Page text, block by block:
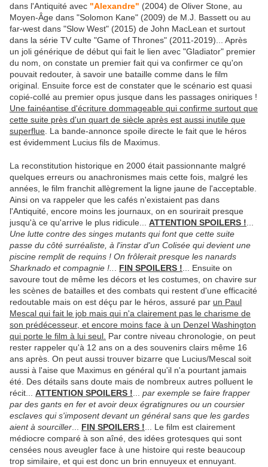
dans l'Antiquité avec "Alexandre" (2004) de Oliver Stone, au
Moyen-Âge dans "Solomon Kane" (2009) de M.J. Bassett ou au
far-west dans "Slow West" (2015) de John MacLean et surtout
dans la série TV culte "Game of Thrones" (2011-2019)... Après
un joli générique de début qui fait le lien avec "Gladiator" premier
du nom, on constate un premier fait qui va confirmer ce qu'on
pouvait redouter, à savoir une bataille comme dans le film
original. Ensuite force est de constater que le scénario est quasi
copié-collé au premier opus jusque dans les passages oniriques !
Une fainéantise d'écriture dommageable qui confirme surtout que
cette suite près d'un quart de siècle après est aussi inutile que
superflue . La bande-annonce spoile directe le fait que le héros
est évidemment Lucius fils de Maximus.
La reconstitution historique en 2000 était passionnante malgré
quelques erreurs ou anachronismes mais cette fois, malgré les
années, le film franchit allègrement la ligne jaune de l'acceptable.
Ainsi on va rappeler que les cafés n'existaient pas dans
l'Antiquité, encore moins les journaux, on en sourirait presque
jusqu'à ce qu'arrive le plus ridicule... ATTENTION SPOILERS !
Une lutte contre des singes mutants qui font que cette suite
passe du côté surréaliste, à l'instar d'un Colisée qui devient une
piscine remplit de requins ! On frôlerait presque les nanards
Sharknado et compagnie !..
FIN SPOILERS ! ... Ensuite on
savoure tout de même les décors et les costumes, on chavire sur
les scènes de batailles et des combats qui restent d'une efficacité
redoutable mais on est déçu par le héros, assuré par un Paul
Mescal qui fait le job mais qui n'a clairement pas le charisme de
son prédécesseur, et encore moins face à un Denzel Washington
qui porte le film à lui seul. Par contre niveau chronologie, on peut
rester rappeler qu'à 12 ans on a des souvenirs clairs même 16
ans après. On peut aussi trouver bizarre que Lucius/Mescal soit
aussi à l'aise que Maximus en général qu'il n'a pourtant jamais
été. Des détails sans doute mais de nombreux autres polluent le
récit... ATTENTION SPOILERS !
par exemple se faire frapper
par des gants en fer et avoir deux égratignures ou un coursier
esclaves qui s'imposent devant un général sans que les gardes
aient à sourciller
FIN SPOILERS ! ... Le film est clairement
médiocre comparé à son aîné, des idées grotesques qui sont
censées nous aveugler face à une histoire qui reste beaucoup
trop similaire, et qui est donc un brin ennuyeux et ennuyant.